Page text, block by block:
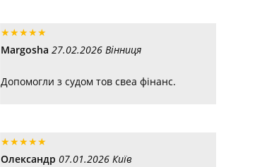
★★★★★
Margosha 27.02.2026 Вінниця
Допомогли з судом тов свеа фінанс.
★★★★★
Олександр 07.01.2026 Київ